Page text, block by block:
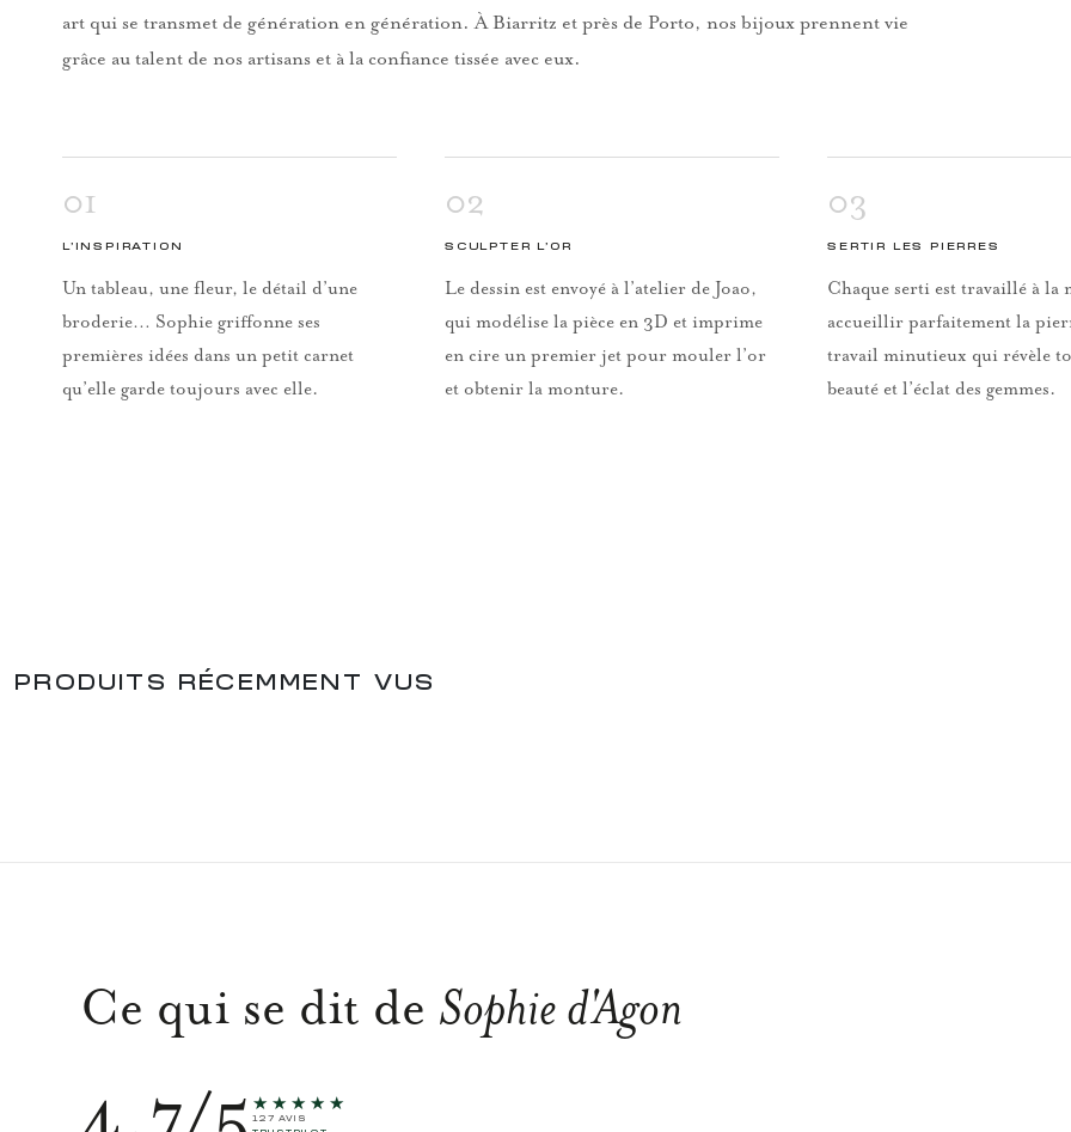
art qui se transmet de génération en génération. À Biarritz et près de Porto, nos bijoux prennent vie
grâce au talent de nos artisans et à la confiance tissée avec eux.
01
L’INSPIRATION
Un tableau, une fleur, le détail d’une
broderie… Sophie griffonne ses
premières idées dans un petit carnet
qu’elle garde toujours avec elle.
02
SCULPTER L’OR
Le dessin est envoyé à l’atelier de Joao,
qui modélise la pièce en 3D et imprime
en cire un premier jet pour mouler l’or
et obtenir la monture.
03
SERTIR LES PIERRES
Chaque serti est travaillé à la
accueillir parfaitement la
travail minutieux qui révèle
beauté et l’éclat des gemmes.
PRODUITS RÉCEMMENT VUS
Ce qui se dit de Sophie d'Agon
★★★★★
127 AVIS